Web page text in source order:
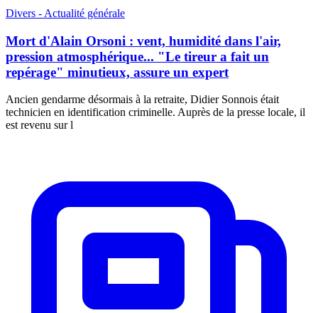
Divers - Actualité générale
Mort d'Alain Orsoni : vent, humidité dans l'air,
pression atmosphérique... "Le tireur a fait un
repérage" minutieux, assure un expert
Ancien gendarme désormais à la retraite, Didier Sonnois était
technicien en identification criminelle. Auprès de la presse locale, il
est revenu sur l